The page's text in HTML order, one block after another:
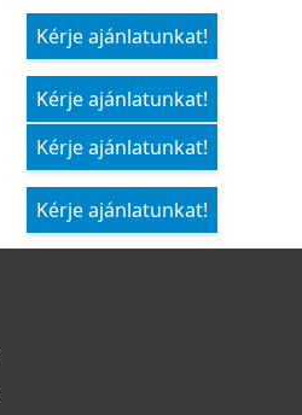
Kérje ajánlatunkat!
Kérje ajánlatunkat!
Kérje ajánlatunkat!
Kérje ajánlatunkat!